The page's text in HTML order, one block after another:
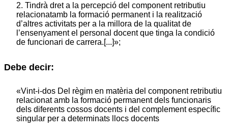
2. Tindrà dret a la percepció del component retributiu
relacionatamb la formació permanent i la realització
d’altres activitats per a la millora de la qualitat de
l’ensenyament el personal docent que tinga la condició
de funcionari de carrera.[...]»;
Debe decir:
«Vint-i-dos Del règim en matèria del component retributiu
relacionat amb la formació permanent dels funcionaris
dels diferents cossos docents i del complement específic
singular per a determinats llocs docents